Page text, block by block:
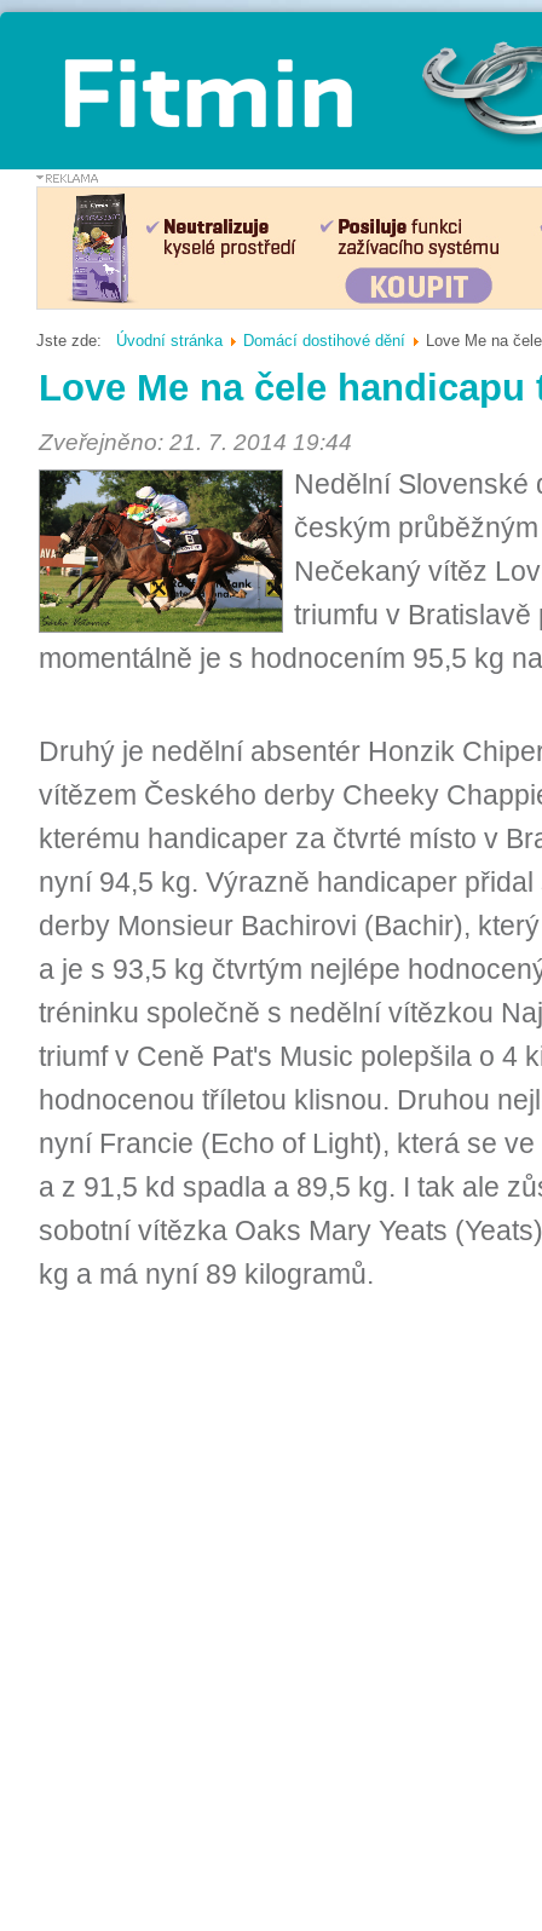
Jste zde: Úvodní stránka Domácí dostihové dění Love Me na
Love Me na čele
Zveřejněno: 21. 7. 2014 19:44
Nedělní Slovenské
českým
Nečekaný vítěz
triumfu v Bratislavě
momentálně je s hodnocením 95,5 kg
Druhý je nedělní absentér Honzik
vítězem Českého derby Cheeky
kterému handicaper za čtvrté místo v
nyní 94,5 kg. Výrazně handicaper
derby Monsieur Bachirovi (Bachir),
a je s 93,5 kg čtvrtým nejlépe
tréninku společně s nedělní vítězkou
triumf v Ceně Pat's Music polepšila o 4
hodnocenou tříletou klisnou. Druhou
nyní Francie (Echo of Light), která se
a z 91,5 kd spadla a 89,5 kg. I tak ale
sobotní vítězka Oaks Mary Yeats
kg a má nyní 89 kilogramů.